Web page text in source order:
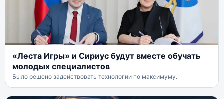
«Леста Игры» и Сириус будут вместе обучать
молодых специалистов
Было решено задействовать технологии по максимуму.